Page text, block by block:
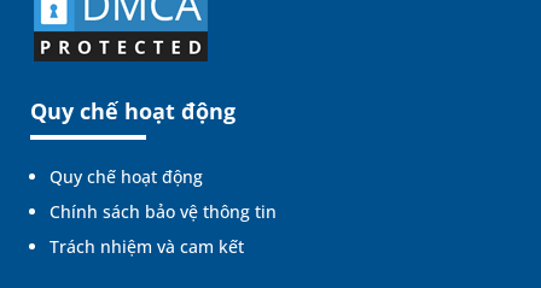
Quy chế hoạt động
Quy chế hoạt động
Chính sách bảo vệ thông tin
Trách nhiệm và cam kết